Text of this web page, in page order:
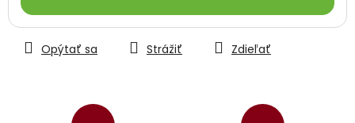
Opýtať sa Strážiť Zdieľať